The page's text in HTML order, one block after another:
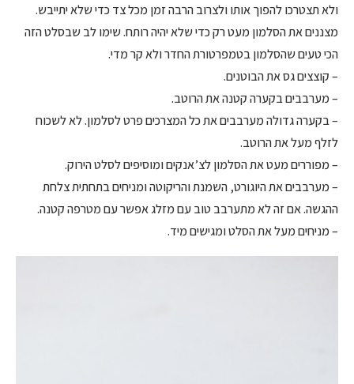
ולא תצטרכו להפוך אותו ולצרוב הרבה זמן מכל צד כדי שלא יתייבש.
מצננים את הסלמון מעט רק כדי שלא יהיה רותח. שימו לב שבסלט הזה
הכי טעים שהסלמון בטמפרטורת החדר ולא קר מדי.
– קוצצים גס את הבוטנים.
– מערבבים בקערה קטנה את הרוטב.
– בקערה גדולה מערבבים את כל המצרכים פרט לסלמון. לא לשכוח
לזלף מעל את הרוטב.
– מפוררים מעט את הסלמון לצ’אנקים ומוסיפים לסלט הירוק.
– מערבבים את היוגורט, השמנת והריקוטה ומניחים בתחתית צלחת
ההגשה. אם זה לא מתערבב טוב עם מזלג אפשר עם מטרפה קטנה.
– מניחים מעל את הסלט ומגישים מיד.